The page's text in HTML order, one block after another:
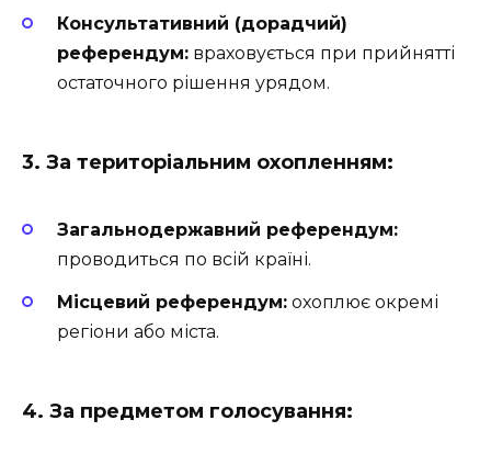
Консультативний (дорадчий)
референдум: враховується при прийнятті
остаточного рішення урядом.
3. За територіальним охопленням:
Загальнодержавний референдум:
проводиться по всій країні.
Місцевий референдум: охоплює окремі
регіони або міста.
4. За предметом голосування: